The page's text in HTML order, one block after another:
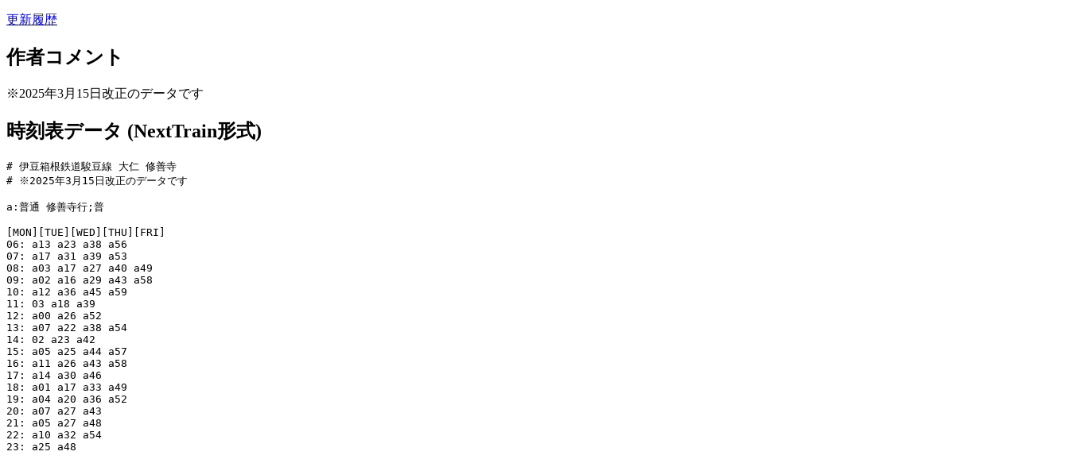
更新履歴
作者コメント
※2025年3月15日改正のデータです
時刻表データ (NextTrain形式)
# 伊豆箱根鉄道駿豆線 大仁 修善寺
# ※2025年3月15日改正のデータです
a:普通 修善寺行;普
[MON][TUE][WED][THU][FRI]
06: a13 a23 a38 a56
07: a17 a31 a39 a53
08: a03 a17 a27 a40 a49
09: a02 a16 a29 a43 a58
10: a12 a36 a45 a59
11: 03 a18 a39
12: a00 a26 a52
13: a07 a22 a38 a54
14: 02 a23 a42
15: a05 a25 a44 a57
16: a11 a26 a43 a58
17: a14 a30 a46
18: a01 a17 a33 a49
19: a04 a20 a36 a52
20: a07 a27 a43
21: a05 a27 a48
22: a10 a32 a54
23: a25 a48